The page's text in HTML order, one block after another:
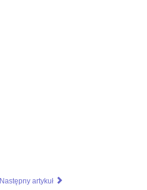
Następny artykuł